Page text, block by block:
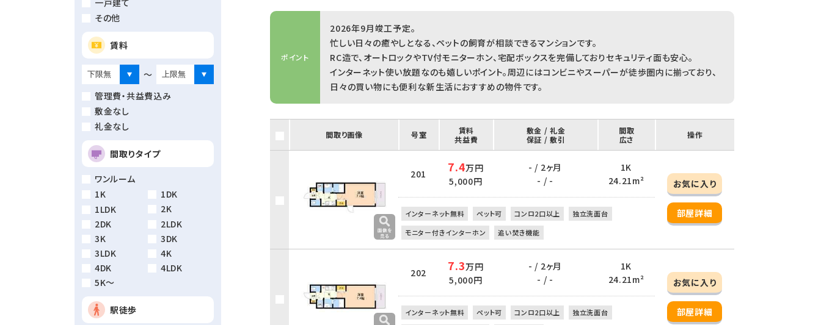
一戸建て
その他
賃料
～
管理費・共益費込み
敷金なし
礼金なし
間取りタイプ
ワンルーム
1K
1DK
1LDK
2K
2DK
2LDK
3K
3DK
3LDK
4K
4DK
4LDK
5K～
駅徒歩
ポイント
2026年9月竣工予定。
忙しい日々の癒やしとなる、ペットの飼育が相談できるマンションです。
RC造で、オートロックやTV付モニターホン、宅配ボックスを完備しておりセキュリティ面も安心。
インターネット使い放題なのも嬉しいポイント。周辺にはコンビニやスーパーが徒歩圏内に揃っており、
日々の買い物にも便利な新生活におすすめの物件です。
間取り画像 号室
賃料
共益費
敷金 / 礼金
保証 / 敷引
間取
広さ
操作
201 7.4万円
5,000円
- / 2ヶ月
- / -
1K
24.21m²
お気に入り
部屋詳細
インターネット無料 ペット可 コンロ2口以上
独立洗面台
モニター付きインターホン
追い焚き機能
202 7.3万円
5,000円
- / 2ヶ月
- / -
1K
24.21m²
お気に入り
部屋詳細
インターネット無料 ペット可 コンロ2口以上
独立洗面台